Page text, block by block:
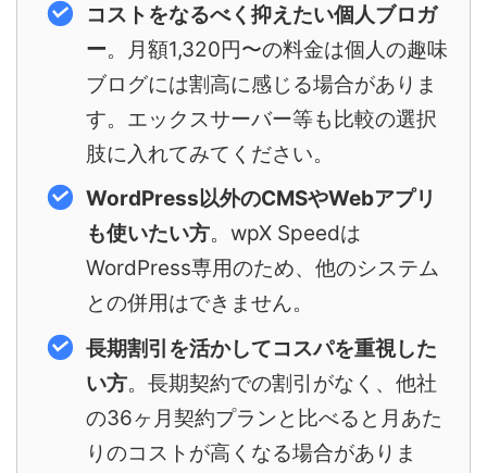
コストをなるべく抑えたい個人ブロガ
ー。月額1,320円〜の料金は個人の趣味
ブログには割高に感じる場合がありま
す。エックスサーバー等も比較の選択
肢に入れてみてください。
WordPress以外のCMSやWebアプリ
も使いたい方。wpX Speedは
WordPress専用のため、他のシステム
との併用はできません。
長期割引を活かしてコスパを重視した
い方。長期契約での割引がなく、他社
の36ヶ月契約プランと比べると月あた
りのコストが高くなる場合がありま